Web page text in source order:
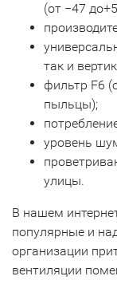
(от −47
так и
фильтр F6
пыльцы);
уровень
улицы.
В нашем
популярные и
организации
вентиляции